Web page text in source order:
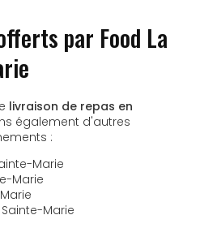
par Food La
livraison de repas en
également d'autres
:
Marie
Marie
Marie